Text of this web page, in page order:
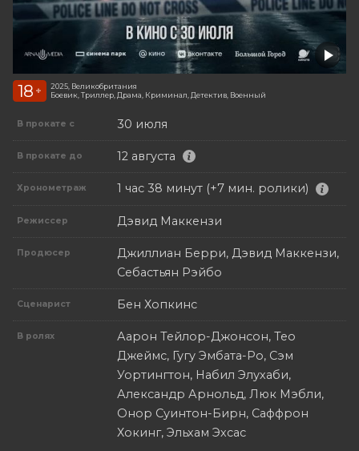
18 +
2025, Великобритания
Боевик, Триллер, Драма, Криминал, Детектив, Военный
В прокате с 30 июля
В прокате до 12 августа
Хронометраж 1 час 38 минут (+7 мин. ролики)
Режиссер Дэвид Маккензи
Продюсер
Джиллиан Берри, Дэвид Маккензи,
Себастьян Рэйбо
Сценарист Бен Хопкинс
В ролях
Аарон Тейлор-Джонсон, Тео
Джеймс, Гугу Эмбата-Ро, Сэм
Уортингтон, Набил Элухаби,
Александр Арнольд, Люк Мэбли,
Онор Суинтон-Бирн, Саффрон
Хокинг, Эльхам Эхсас